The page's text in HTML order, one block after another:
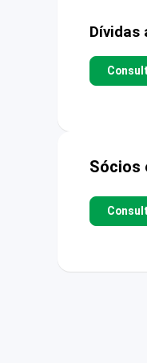
Dívidas
Sócios